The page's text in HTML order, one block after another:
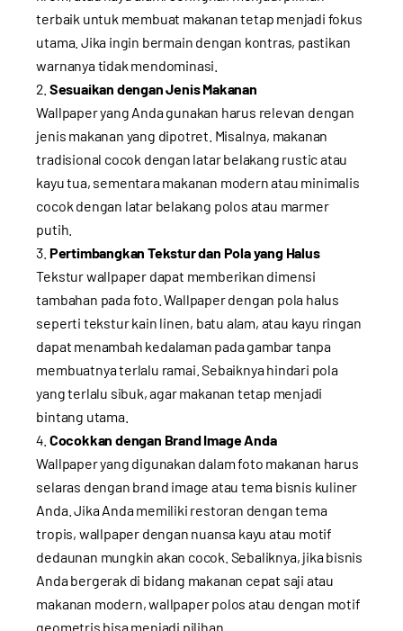
terbaik untuk membuat makanan tetap menjadi fokus
utama. Jika ingin bermain dengan kontras, pastikan
warnanya tidak mendominasi.
Sesuaikan dengan Jenis Makanan
Wallpaper yang Anda gunakan harus relevan dengan
jenis makanan yang dipotret. Misalnya, makanan
tradisional cocok dengan latar belakang rustic atau
kayu tua, sementara makanan modern atau minimalis
cocok dengan latar belakang polos atau marmer
putih.
Pertimbangkan Tekstur dan Pola yang Halus
Tekstur wallpaper dapat memberikan dimensi
tambahan pada foto. Wallpaper dengan pola halus
seperti tekstur kain linen, batu alam, atau kayu ringan
dapat menambah kedalaman pada gambar tanpa
membuatnya terlalu ramai. Sebaiknya hindari pola
yang terlalu sibuk, agar makanan tetap menjadi
bintang utama.
Cocokkan dengan Brand Image Anda
Wallpaper yang digunakan dalam foto makanan harus
selaras dengan brand image atau tema bisnis kuliner
Anda. Jika Anda memiliki restoran dengan tema
tropis, wallpaper dengan nuansa kayu atau motif
dedaunan mungkin akan cocok. Sebaliknya, jika bisnis
Anda bergerak di bidang makanan cepat saji atau
makanan modern, wallpaper polos atau dengan motif
geometris bisa menjadi pilihan.